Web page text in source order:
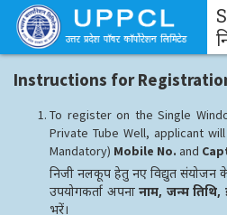
Instructions for Registration
To register on the Single
Private Tube Well, applicant
Mandatory) Mobile No. and
निजी नलकूप हेतु नए विद्युत संयोजन
उपयोगकर्ता अपनानाम, जन्म
भरें।